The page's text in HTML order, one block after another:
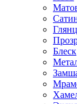
Блеск